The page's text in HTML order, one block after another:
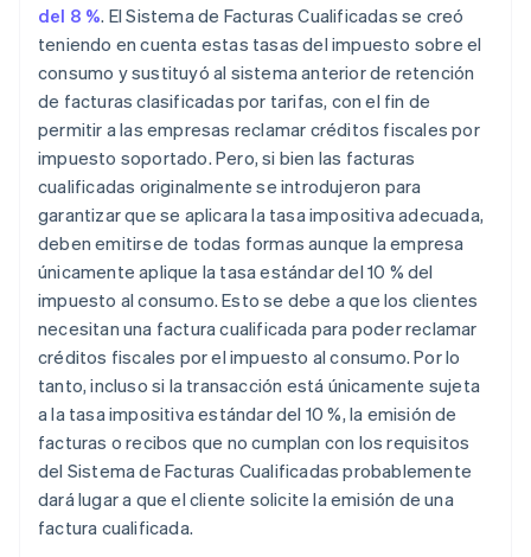
del 8 %. El Sistema de Facturas Cualificadas se creó
teniendo en cuenta estas tasas del impuesto sobre el
consumo y sustituyó al sistema anterior de retención
de facturas clasificadas por tarifas, con el fin de
permitir a las empresas reclamar créditos fiscales por
impuesto soportado. Pero, si bien las facturas
cualificadas originalmente se introdujeron para
garantizar que se aplicara la tasa impositiva adecuada,
deben emitirse de todas formas aunque la empresa
únicamente aplique la tasa estándar del 10 % del
impuesto al consumo. Esto se debe a que los clientes
necesitan una factura cualificada para poder reclamar
créditos fiscales por el impuesto al consumo. Por lo
tanto, incluso si la transacción está únicamente sujeta
a la tasa impositiva estándar del 10 %, la emisión de
facturas o recibos que no cumplan con los requisitos
del Sistema de Facturas Cualificadas probablemente
dará lugar a que el cliente solicite la emisión de una
factura cualificada.